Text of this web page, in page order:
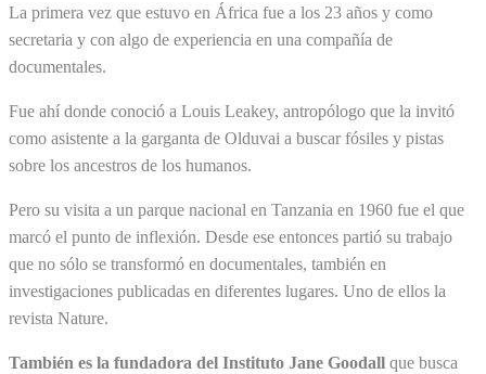
La primera vez que estuvo en África fue a los 23 años y como
secretaria y con algo de experiencia en una compañía de
documentales.
Fue ahí donde conoció a Louis Leakey, antropólogo que la invitó
como asistente a la garganta de Olduvai a buscar fósiles y pistas
sobre los ancestros de los humanos.
Pero su visita a un parque nacional en Tanzania en 1960 fue el que
marcó el punto de inflexión. Desde ese entonces partió su trabajo
que no sólo se transformó en documentales, también en
investigaciones publicadas en diferentes lugares. Uno de ellos la
revista Nature.
También es la fundadora del Instituto Jane Goodall que busca